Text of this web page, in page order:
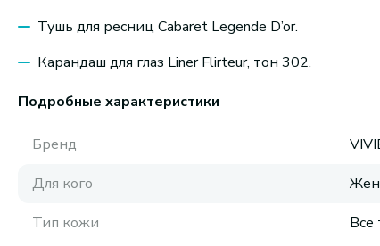
Тушь для ресниц Cabaret Legende D’or.
Карандаш для глаз Liner Flirteur, тон 302.
Подробные характеристики
Бренд
Для кого
Тип кожи
Все